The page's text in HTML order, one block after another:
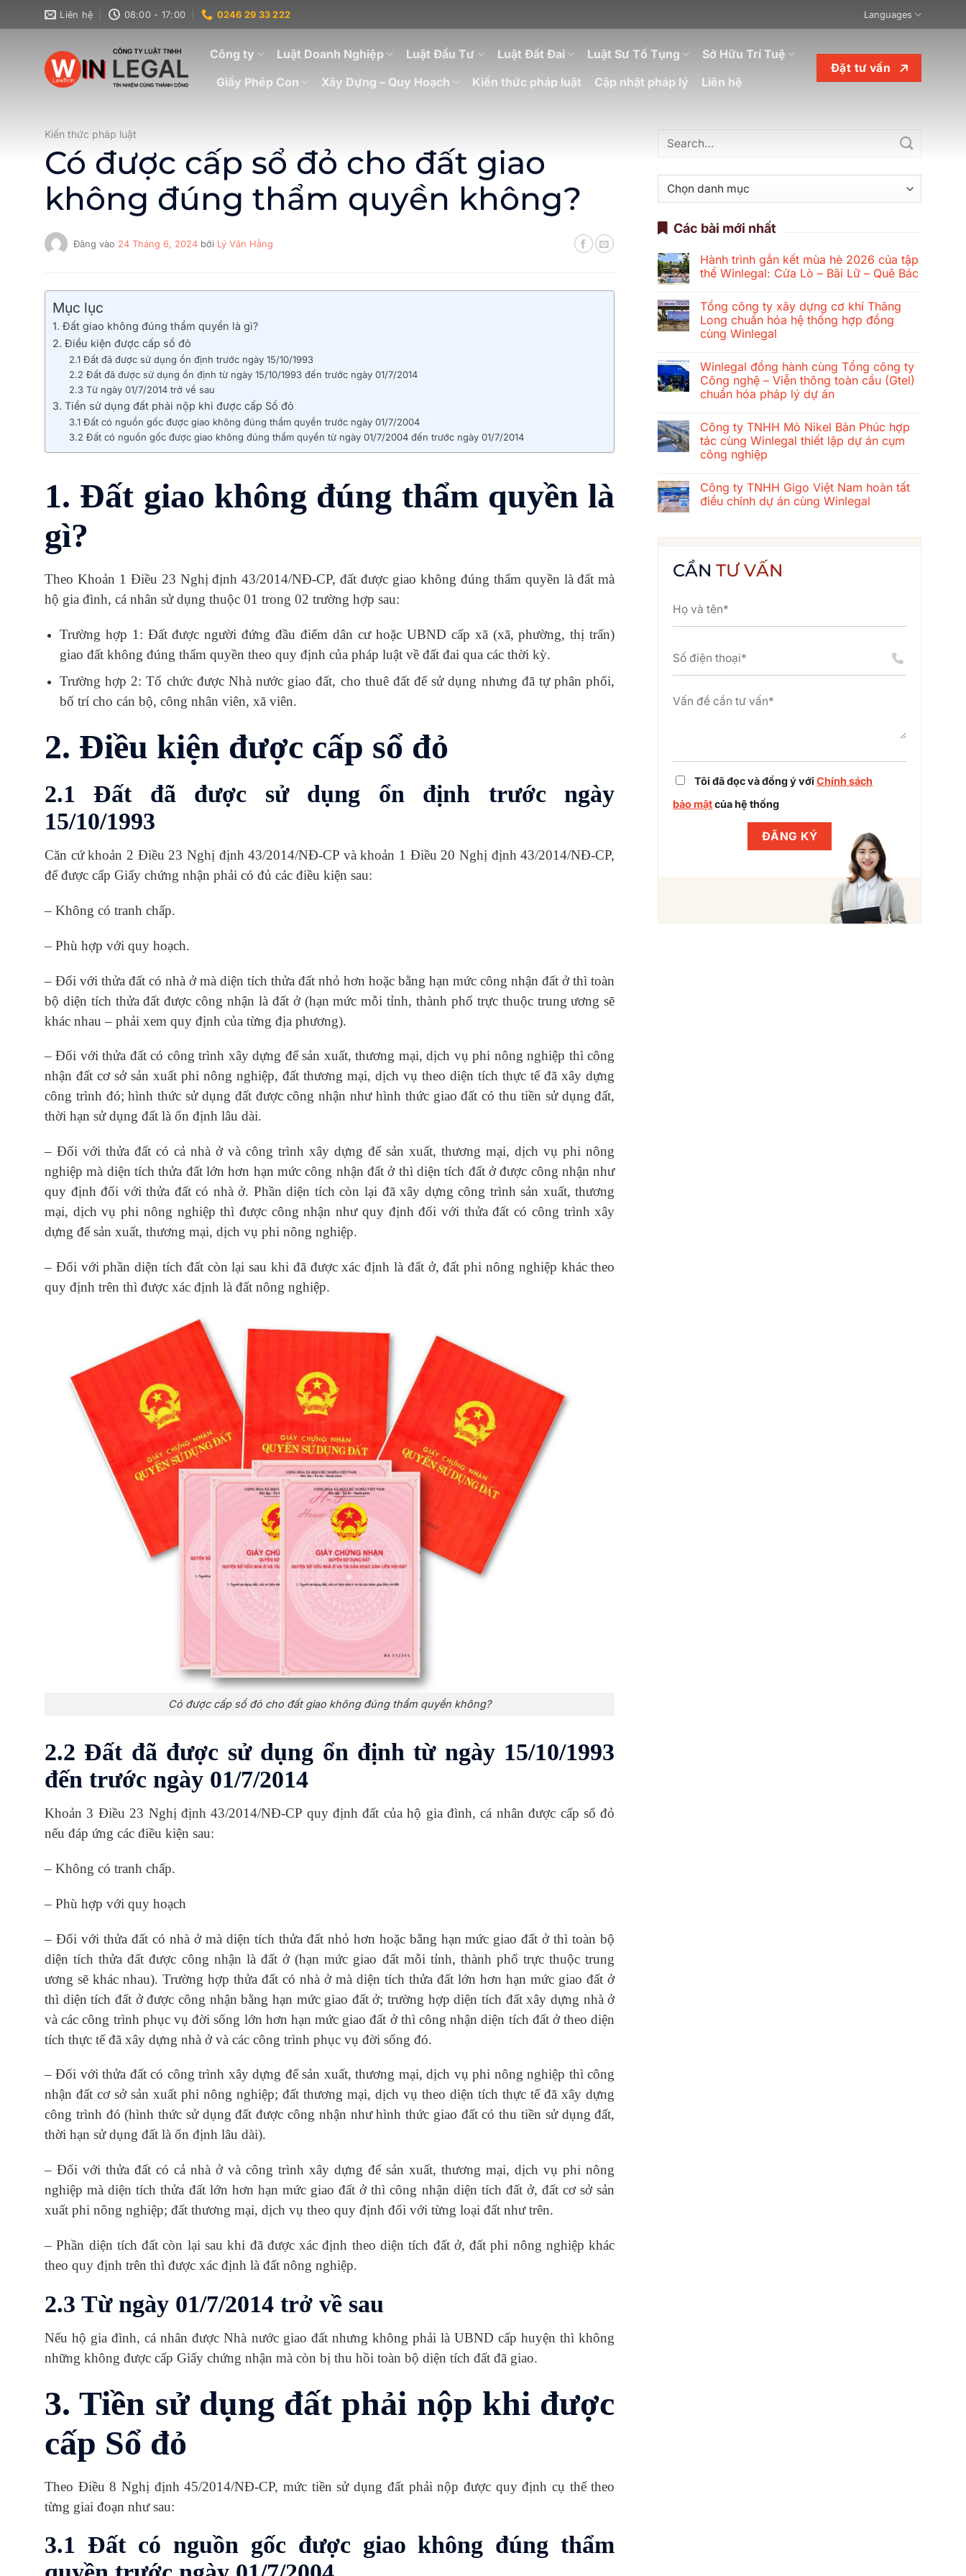
qua
Liên hệ 08:00 - 17:00 0246 29 33 222 Languages
Công ty Luật Doanh Nghiệp Luật Đầu Tư Luật Đất Đai Luật Sư Tố Tụng
Sở Hữu Trí Tuệ
Giấy Phép Con
Xây Dựng – Quy Hoạch Kiến thức pháp luật Cập nhật pháp lý Liên hệ
Đặt tư vấn
Kiến thức pháp luật
Có được cấp sổ đỏ cho đất giao
không đúng thẩm quyền không?
Đăng vào 24 Tháng 6, 2024 bởi Lý Văn Hằng
Mục lục
1. Đất giao không đúng thẩm quyền là gì?
2. Điều kiện được cấp sổ đỏ
2.1 Đất đã được sử dụng ổn định trước ngày 15/10/1993
2.2 Đất đã được sử dụng ổn định từ ngày 15/10/1993 đến trước ngày 01/7/2014
2.3 Từ ngày 01/7/2014 trở về sau
3. Tiền sử dụng đất phải nộp khi được cấp Sổ đỏ
3.1 Đất có nguồn gốc được giao không đúng thẩm quyền trước ngày 01/7/2004
3.2 Đất có nguồn gốc được giao không đúng thẩm quyền từ ngày 01/7/2004 đến trước ngày 01/7/2014
1. Đất giao không đúng thẩm quyền là
gì?
Theo Khoản 1 Điều 23 Nghị định 43/2014/NĐ-CP, đất được giao không đúng thẩm quyền là đất mà
hộ gia đình, cá nhân sử dụng thuộc 01 trong 02 trường hợp sau:
Trường hợp 1: Đất được người đứng đầu điểm dân cư hoặc UBND cấp xã (xã, phường, thị trấn)
giao đất không đúng thẩm quyền theo quy định của pháp luật về đất đai qua các thời kỳ.
Trường hợp 2: Tổ chức được Nhà nước giao đất, cho thuê đất để sử dụng nhưng đã tự phân phối,
bố trí cho cán bộ, công nhân viên, xã viên.
2. Điều kiện được cấp sổ đỏ
2.1 Đất đã được sử dụng ổn định trước ngày
15/10/1993
Căn cứ khoản 2 Điều 23 Nghị định 43/2014/NĐ-CP và khoản 1 Điều 20 Nghị định 43/2014/NĐ-CP,
để được cấp Giấy chứng nhận phải có đủ các điều kiện sau:
– Không có tranh chấp.
– Phù hợp với quy hoạch.
– Đối với thửa đất có nhà ở mà diện tích thửa đất nhỏ hơn hoặc bằng hạn mức công nhận đất ở thì toàn
bộ diện tích thửa đất được công nhận là đất ở (hạn mức mỗi tỉnh, thành phố trực thuộc trung ương sẽ
khác nhau – phải xem quy định của từng địa phương).
– Đối với thửa đất có công trình xây dựng để sản xuất, thương mại, dịch vụ phi nông nghiệp thì công
nhận đất cơ sở sản xuất phi nông nghiệp, đất thương mại, dịch vụ theo diện tích thực tế đã xây dựng
công trình đó; hình thức sử dụng đất được công nhận như hình thức giao đất có thu tiền sử dụng đất,
thời hạn sử dụng đất là ổn định lâu dài.
– Đối với thửa đất có cả nhà ở và công trình xây dựng để sản xuất, thương mại, dịch vụ phi nông
nghiệp mà diện tích thửa đất lớn hơn hạn mức công nhận đất ở thì diện tích đất ở được công nhận như
quy định đối với thửa đất có nhà ở. Phần diện tích còn lại đã xây dựng công trình sản xuất, thương
mại, dịch vụ phi nông nghiệp thì được công nhận như quy định đối với thửa đất có công trình xây
dựng để sản xuất, thương mại, dịch vụ phi nông nghiệp.
– Đối với phần diện tích đất còn lại sau khi đã được xác định là đất ở, đất phi nông nghiệp khác theo
quy định trên thì được xác định là đất nông nghiệp.
Có được cấp sổ đỏ cho đất giao không đúng thẩm quyền không?
2.2 Đất đã được sử dụng ổn định từ ngày 15/10/1993
đến trước ngày 01/7/2014
Khoản 3 Điều 23 Nghị định 43/2014/NĐ-CP quy định đất của hộ gia đình, cá nhân được cấp sổ đỏ
nếu đáp ứng các điều kiện sau:
– Không có tranh chấp.
– Phù hợp với quy hoạch
– Đối với thửa đất có nhà ở mà diện tích thửa đất nhỏ hơn hoặc bằng hạn mức giao đất ở thì toàn bộ
diện tích thửa đất được công nhận là đất ở (hạn mức giao đất mỗi tỉnh, thành phố trực thuộc trung
ương sẽ khác nhau). Trường hợp thửa đất có nhà ở mà diện tích thửa đất lớn hơn hạn mức giao đất ở
thì diện tích đất ở được công nhận bằng hạn mức giao đất ở; trường hợp diện tích đất xây dựng nhà ở
và các công trình phục vụ đời sống lớn hơn hạn mức giao đất ở thì công nhận diện tích đất ở theo diện
tích thực tế đã xây dựng nhà ở và các công trình phục vụ đời sống đó.
– Đối với thửa đất có công trình xây dựng để sản xuất, thương mại, dịch vụ phi nông nghiệp thì công
nhận đất cơ sở sản xuất phi nông nghiệp; đất thương mại, dịch vụ theo diện tích thực tế đã xây dựng
công trình đó (hình thức sử dụng đất được công nhận như hình thức giao đất có thu tiền sử dụng đất,
thời hạn sử dụng đất là ổn định lâu dài).
– Đối với thửa đất có cả nhà ở và công trình xây dựng để sản xuất, thương mại, dịch vụ phi nông
nghiệp mà diện tích thửa đất lớn hơn hạn mức giao đất ở thì công nhận diện tích đất ở, đất cơ sở sản
xuất phi nông nghiệp; đất thương mại, dịch vụ theo quy định đối với từng loại đất như trên.
– Phần diện tích đất còn lại sau khi đã được xác định theo diện tích đất ở, đất phi nông nghiệp khác
theo quy định trên thì được xác định là đất nông nghiệp.
2.3 Từ ngày 01/7/2014 trở về sau
Nếu hộ gia đình, cá nhân được Nhà nước giao đất nhưng không phải là UBND cấp huyện thì không
những không được cấp Giấy chứng nhận mà còn bị thu hồi toàn bộ diện tích đất đã giao.
3. Tiền sử dụng đất phải nộp khi được
cấp Sổ đỏ
Theo Điều 8 Nghị định 45/2014/NĐ-CP, mức tiền sử dụng đất phải nộp được quy định cụ thể theo
từng giai đoạn như sau:
3.1 Đất có nguồn gốc được giao không đúng thẩm
Danh
mục
Các bài mới nhất
Hành trình gắn kết mùa hè 2026 của tập
thể Winlegal: Cửa Lò – Bãi Lữ – Quê Bác
bình
luận
ở
Hành
kết
mùa
hè
2026
của
Winlegal:
Cửa
Lò
–
–
Quê
Bác
Tổng công ty xây dựng cơ khí Thăng
Long chuẩn hóa hệ thống hợp đồng
cùng Winlegal
bình
luận
ở
Tổng
xây
dựng
cơ
khí
Thăng
hóa
hệ
thống
Winlegal đồng hành cùng Tổng công ty
Công nghệ – Viễn thông toàn cầu (Gtel)
chuẩn hóa pháp lý dự án
bình
luận
ở
Winlegal
cùng
Tổng
công
toàn
cầu
hóa
pháp
Công ty TNHH Mỏ Nikel Bản Phúc hợp
tác cùng Winlegal thiết lập dự án cụm
công nghiệp
bình
luận
ở
Bản
Phúc
Winlegal
lập
cụm
công
nghiệp
Công ty TNHH Gigo Việt Nam hoàn tất
điều chỉnh dự án cùng Winlegal
Công
ty
Nam
tất
dự
án
cùng
CẦNTƯ VẤN
Tôi đã đọc và đồng ý vớiChính sách
bảo mậtcủa hệ thống